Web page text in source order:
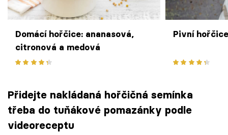
Domácí hořčice: ananasová,
citronová a medová
Pivní
Přidejte nakládaná hořčičná semínka
třeba do tuňákové pomazánky podle
videoreceptu